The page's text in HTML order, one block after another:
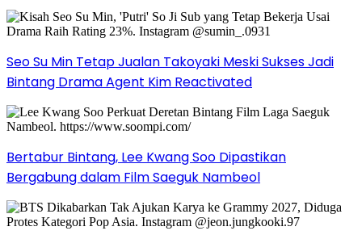
Seo Su Min Tetap Jualan Takoyaki Meski Sukses Jadi
Bintang Drama Agent Kim Reactivated
Bertabur Bintang, Lee Kwang Soo Dipastikan
Bergabung dalam Film Saeguk Nambeol